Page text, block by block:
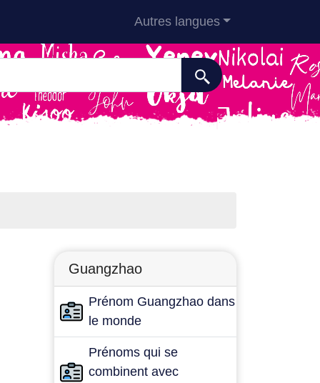
Autres langues
Guangzhao
Prénom Guangzhao dans
le monde
Prénoms qui se
combinent avec